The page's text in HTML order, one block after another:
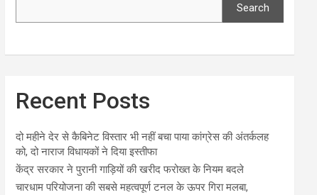
Search
Recent Posts
दो महीने देर से कैबिनेट विस्तार भी नहीं बचा पाया कांग्रेस की अंतर्कलह
को, दो नाराज विधायकों ने दिया इस्तीफा
केंद्र सरकार ने पुरानी गाड़ियों की खरीद फरोख्त के नियम बदले
चारधाम परियोजना की सबसे महत्वपूर्ण टनल के ऊपर गिरा मलबा,